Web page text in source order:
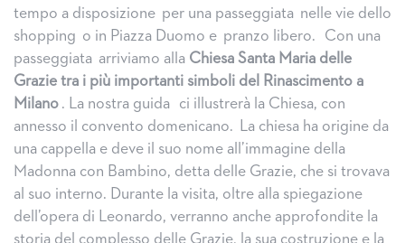
tempo a disposizione per una passeggiata nelle vie dello
shopping o in Piazza Duomo e pranzo libero. Con una
passeggiata arriviamo alla Chiesa Santa Maria delle
Grazie tra i più importanti simboli del Rinascimento a
Milano . La nostra guida ci illustrerà la Chiesa, con
annesso il convento domenicano. La chiesa ha origine da
una cappella e deve il suo nome all’immagine della
Madonna con Bambino, detta delle Grazie, che si trovava
al suo interno. Durante la visita, oltre alla spiegazione
dell’opera di Leonardo, verranno anche approfondite la
storia del complesso delle Grazie, la sua costruzione e la